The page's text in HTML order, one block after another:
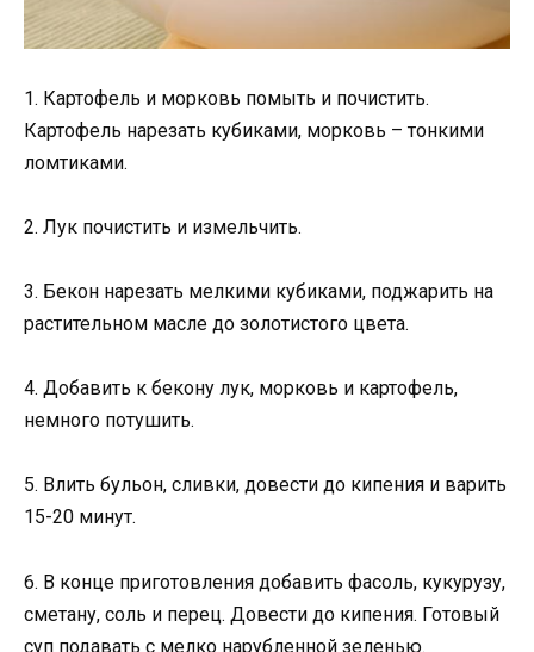
1. Картофель и морковь помыть и почистить.
Картофель нарезать кубиками, морковь – тонкими
ломтиками.
2. Лук почистить и измельчить.
3. Бекон нарезать мелкими кубиками, поджарить на
растительном масле до золотистого цвета.
4. Добавить к бекону лук, морковь и картофель,
немного потушить.
5. Влить бульон, сливки, довести до кипения и варить
15-20 минут.
6. В конце приготовления добавить фасоль, кукурузу,
сметану, соль и перец. Довести до кипения. Готовый
суп подавать с мелко нарубленной зеленью.